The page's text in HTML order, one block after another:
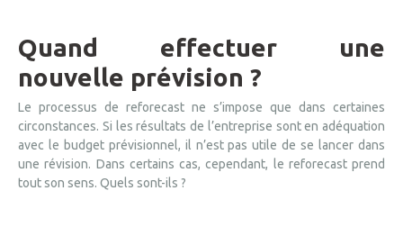
Quand effectuer une
nouvelle prévision ?
Le processus de reforecast ne s’impose que dans certaines
circonstances. Si les résultats de l’entreprise sont en adéquation
avec le budget prévisionnel, il n’est pas utile de se lancer dans
une révision. Dans certains cas, cependant, le reforecast prend
tout son sens. Quels sont-ils ?